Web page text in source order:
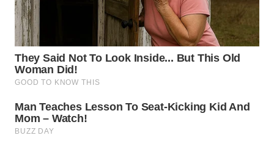
WN
TAPANULI
TENGAH
WN DELI
SERDANG
WN
TEBING
TINGGI